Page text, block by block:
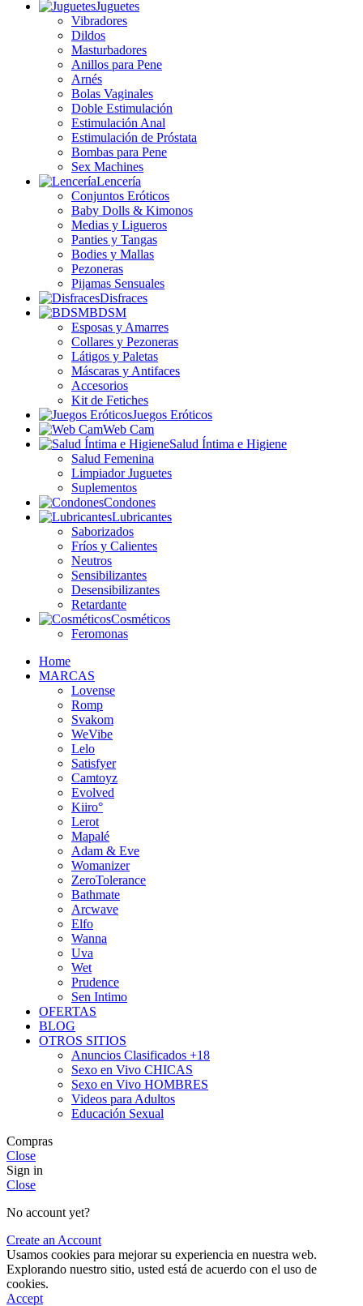
Juguetes
Vibradores
Dildos
Masturbadores
Anillos para Pene
Arnés
Bolas Vaginales
Doble Estimulación
Estimulación Anal
Estimulación de Próstata
Bombas para Pene
Sex Machines
Lencería
Conjuntos Eróticos
Baby Dolls & Kimonos
Medias y Ligueros
Panties y Tangas
Bodies y Mallas
Pezoneras
Pijamas Sensuales
Disfraces
BDSM
Esposas y Amarres
Collares y Pezoneras
Látigos y Paletas
Máscaras y Antifaces
Accesorios
Kit de Fetiches
Juegos Eróticos
Web Cam
Salud Íntima e Higiene
Salud Femenina
Limpiador Juguetes
Suplementos
Condones
Lubricantes
Saborizados
Fríos y Calientes
Neutros
Sensibilizantes
Desensibilizantes
Retardante
Cosméticos
Feromonas
Home
MARCAS
Lovense
Romp
Svakom
WeVibe
Lelo
Satisfyer
Camtoyz
Evolved
Kiiro°
Lerot
Mapalé
Adam & Eve
Womanizer
ZeroTolerance
Bathmate
Arcwave
Elfo
Wanna
Uva
Wet
Prudence
Sen Intimo
OFERTAS
BLOG
OTROS SITIOS
Anuncios Clasificados +18
Sexo en Vivo CHICAS
Sexo en Vivo HOMBRES
Videos para Adultos
Educación Sexual
Compras
Close
Sign in
Close
No account yet?
Create an Account
Usamos cookies para mejorar su experiencia en nuestra web.
Explorando nuestro sitio, usted está de acuerdo con el uso de
cookies.
Accept